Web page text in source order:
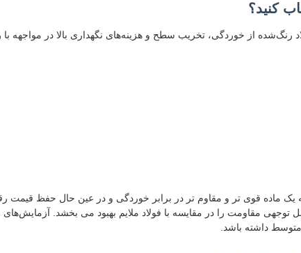
رنگ‌شده از خوردگی، تخریب سطح و هزینه‌های نگهداری بالا در
حل این مشکلات با ارائه یک ماده قوی تر و مقاوم تر در برابر خوردگی و در عین
​​داشته باشد.